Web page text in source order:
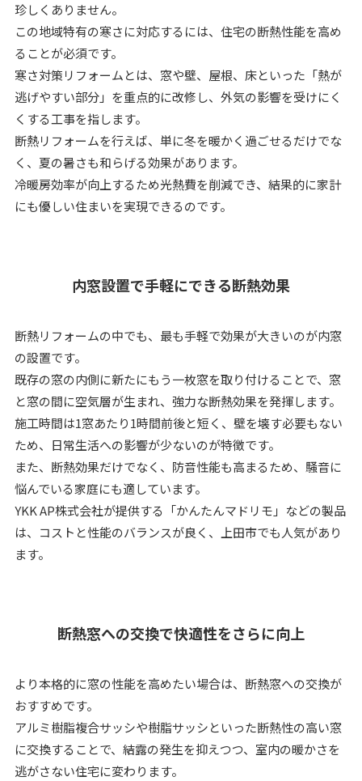
珍しくありません。
この地域特有の寒さに対応するには、住宅の断熱性能を高め
ることが必須です。
寒さ対策リフォームとは、窓や壁、屋根、床といった「熱が
逃げやすい部分」を重点的に改修し、外気の影響を受けにく
くする工事を指します。
断熱リフォームを行えば、単に冬を暖かく過ごせるだけでな
く、夏の暑さも和らげる効果があります。
冷暖房効率が向上するため光熱費を削減でき、結果的に家計
にも優しい住まいを実現できるのです。
内窓設置で手軽にできる断熱効果
断熱リフォームの中でも、最も手軽で効果が大きいのが内窓
の設置です。
既存の窓の内側に新たにもう一枚窓を取り付けることで、窓
と窓の間に空気層が生まれ、強力な断熱効果を発揮します。
施工時間は1窓あたり1時間前後と短く、壁を壊す必要もない
ため、日常生活への影響が少ないのが特徴です。
また、断熱効果だけでなく、防音性能も高まるため、騒音に
悩んでいる家庭にも適しています。
YKK AP株式会社が提供する「かんたんマドリモ」などの製品
は、コストと性能のバランスが良く、上田市でも人気があり
ます。
断熱窓への交換で快適性をさらに向上
より本格的に窓の性能を高めたい場合は、断熱窓への交換が
おすすめです。
アルミ樹脂複合サッシや樹脂サッシといった断熱性の高い窓
に交換することで、結露の発生を抑えつつ、室内の暖かさを
逃がさない住宅に変わります。